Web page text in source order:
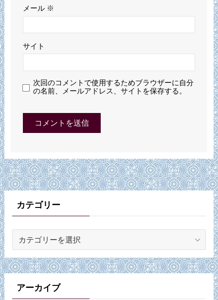
メール ※
サイト
次回のコメントで使用するためブラウザーに自分
の名前、メールアドレス、サイトを保存する。
カテゴリー
ゴ
リ
ーアーカイブ